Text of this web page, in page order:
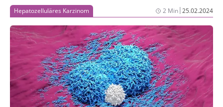
Hepatozelluläres Karzinom 2 Min|25.02.2024